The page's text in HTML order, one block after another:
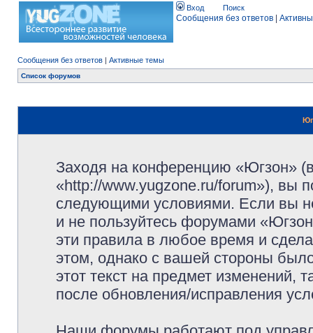
Вход Поиск
Сообщения без ответов
Сообщения без ответов | Активные темы
Список форумов
Заходя на конференцию «Югзон»
«http://www.yugzone.ru/forum»), вы
следующими условиями. Если вы
и не пользуйтесь форумами
эти правила в любое время и
этом, однако с вашей стороны
этот текст на предмет изменений,
после обновления/исправления